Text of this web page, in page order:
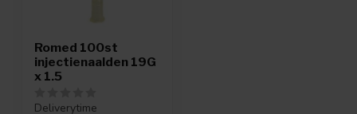
Romed 100st
injectienaalden 19G
x 1.5
Deliverytime